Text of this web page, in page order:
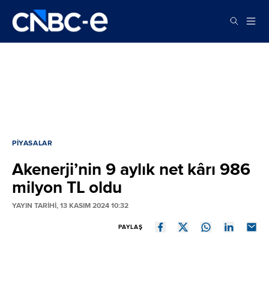
PIYASALAR
Akenerji’nin 9 aylık net kârı 986
milyon TL oldu
YAYIN TARİHİ, 13 KASIM 2024 10:32
PAYLAŞ